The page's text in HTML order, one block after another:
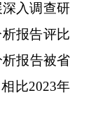
入调查研
报告评比
报告被省
比2023年